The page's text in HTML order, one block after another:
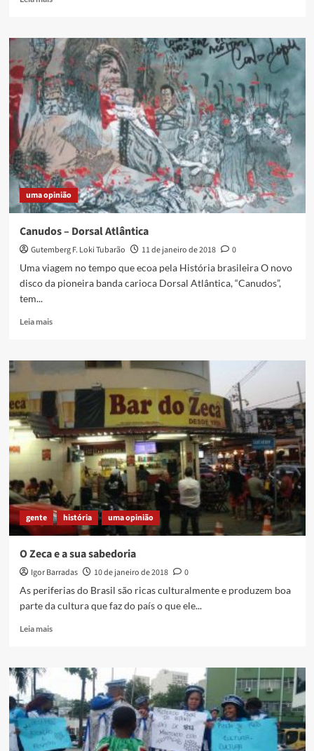
No
Longer
Music
(USA)
+
Medulla
em
Caxias
uma opinião
Canudos – Dorsal Atlântica
Gutemberg F. Loki Tubarão 11 de janeiro de 2018
0
Uma viagem no tempo que ecoa pela História brasileira O novo
disco da pioneira banda carioca Dorsal Atlântica, “Canudos”,
tem...
Leia maisRead
Canudos
–
Dorsal
Atlântica
gente história uma opinião
O Zeca e a sua sabedoria
Igor Barradas 10 de janeiro de 2018
0
As periferias do Brasil são ricas culturalmente e produzem boa
parte da cultura que faz do país o que ele...
Leia maisRead
e
a
sua
sabedoria